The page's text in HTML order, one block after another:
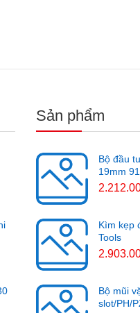
Sản phẩm
Bộ đầu
19mm
Kìm kẹp
Tools
Bộ mũi
slot/PH/